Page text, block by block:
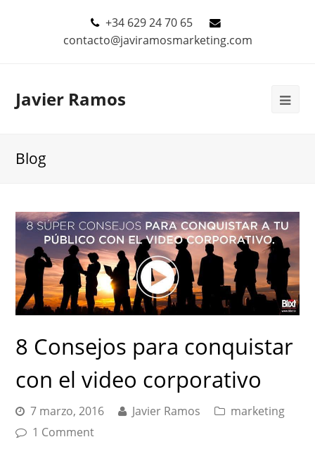
+34 629 24 70 65
contacto@javiramosmarketing.com
Javier Ramos
Blog
8 Consejos para conquistar
con el video corporativo
7 marzo, 2016 Javier Ramos
marketing
1 Comment